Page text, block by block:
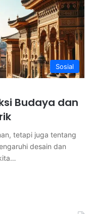
Sosial
Budaya dan
tetapi juga tentang
desain dan